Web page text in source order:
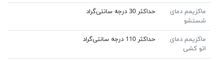
ماکزیمم دمای
شستشو
حداکثر 30 درجه سانتی‌گراد
ماکزیمم دمای
اتو کشی
حداکثر 110 درجه سانتی‌گراد